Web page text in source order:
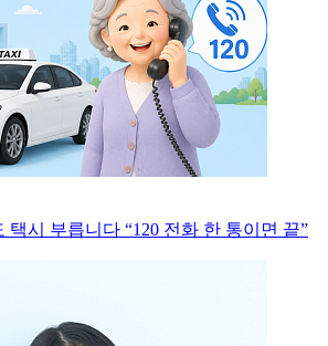
택시 부릅니다 “120 전화 한 통이면 끝”